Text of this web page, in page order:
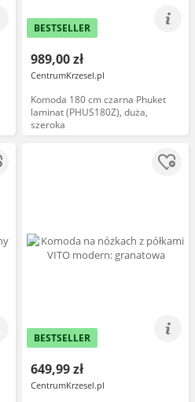
BESTSELLER
989,00 zł
CentrumKrzesel.pl
Komoda 180 cm czarna Phuket
laminat (PHUS180Z), duża,
szeroka
BESTSELLER
649,99 zł
CentrumKrzesel.pl